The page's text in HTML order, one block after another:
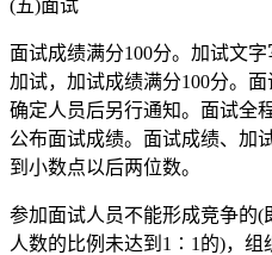
(五)面试
面试成绩满分100分。加试文
加试，加试成绩满分100分。
确定人员后另行通知。面试全
公布面试成绩。面试成绩、加
到小数点以后两位数。
参加面试人员不能形成竞争的(
人数的比例未达到1∶1的)，组